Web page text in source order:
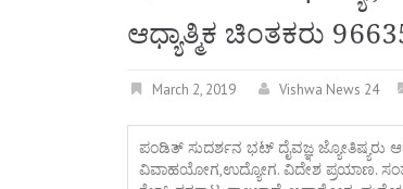
ಆಧ್ಯಾತ್ಮಿಕ ಚಿಂತಕರು
March 2, 2019 Vishwa News 24
ಪಂಡಿತ್ ಸುದರ್ಶನ ಭಟ್ ದೈವಜ್ಞ ಜ್ಯೋತಿಷ್ಯರು
ವಿವಾಹಯೋಗ,ಉದ್ಯೋಗ. ವಿದೇಶ ಪ್ರಯಾಣ.